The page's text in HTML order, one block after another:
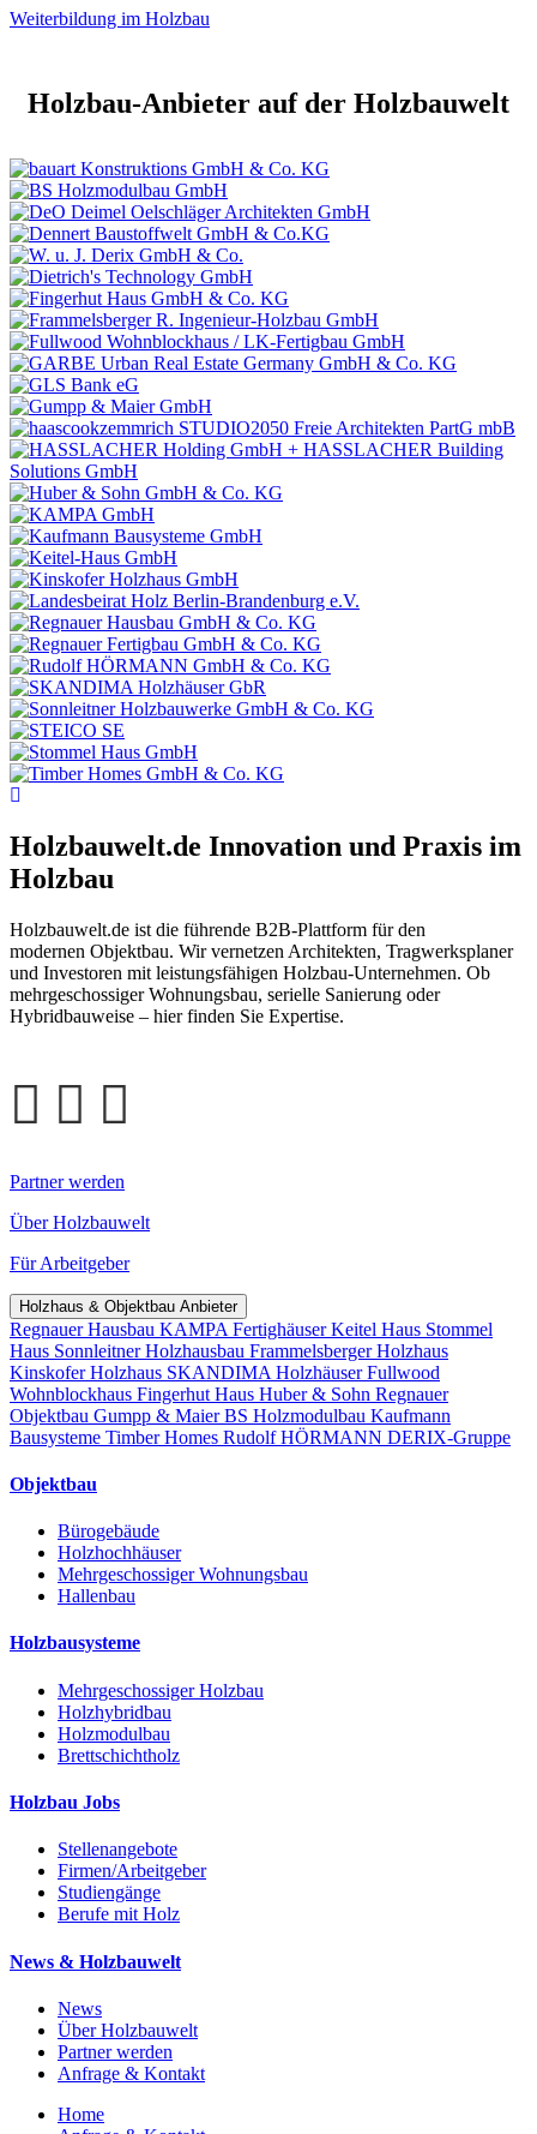
Weiterbildung im Holzbau
Holzbau-Anbieter auf der Holzbauwelt
Holzbauwelt.de Innovation und Praxis im
Holzbau
Holzbauwelt.de ist die führende B2B-Plattform für den
modernen Objektbau. Wir vernetzen Architekten, Tragwerksplaner
und Investoren mit leistungsfähigen Holzbau-Unternehmen. Ob
mehrgeschossiger Wohnungsbau, serielle Sanierung oder
Hybridbauweise – hier finden Sie Expertise.
Partner werden
Über Holzbauwelt
Für Arbeitgeber
Holzhaus & Objektbau Anbieter
Regnauer Hausbau KAMPA FertighäuserKeitel Haus Stommel
Haus Sonnleitner Holzhausbau Frammelsberger Holzhaus
Kinskofer Holzhaus SKANDIMA HolzhäuserFullwood
Wohnblockhaus Fingerhut Haus Huber & Sohn Regnauer
Objektbau Gumpp & MaierBS Holzmodulbau Kaufmann
Bausysteme Timber Homes Rudolf HÖRMANN DERIX-Gruppe
Objektbau
Bürogebäude
Holzhochhäuser
Mehrgeschossiger Wohnungsbau
Hallenbau
Holzbausysteme
Mehrgeschossiger Holzbau
Holzhybridbau
Holzmodulbau
Brettschichtholz
Holzbau Jobs
Stellenangebote
Firmen/Arbeitgeber
Studiengänge
Berufe mit Holz
News & Holzbauwelt
News
Über Holzbauwelt
Partner werden
Anfrage & Kontakt
Home